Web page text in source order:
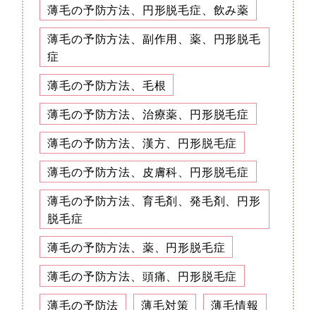
薄毛の予防方法、円形脱毛症、飲み薬
薄毛の予防方法、副作用、薬、円形脱毛
症
薄毛の予防方法、毛根
薄毛の予防方法、治療薬、円形脱毛症
薄毛の予防方法、漢方、円形脱毛症
薄毛の予防方法、皮膚科、円形脱毛症
薄毛の予防方法、育毛剤、発毛剤、円形
脱毛症
薄毛の予防方法、薬、円形脱毛症
薄毛の予防方法、頭痛、円形脱毛症
薄毛の予防法
薄毛対策 薄毛情報